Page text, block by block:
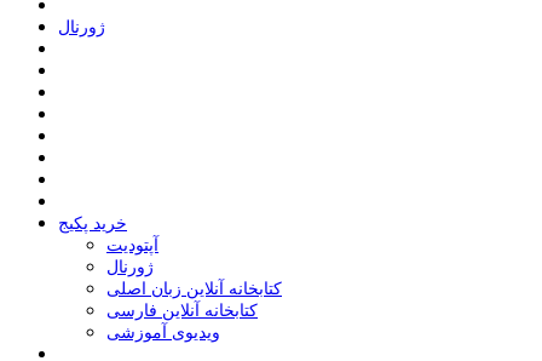
ﮊﻭﺭﻧﺎﻝ
خرید پکیج
ﺁﭘﺘﻮﺩﯾﺖ
ﮊﻭﺭﻧﺎﻝ
کتابخانه آنلاین زبان اصلی
کتابخانه آنلاین فارسی
ویدیوی آموزشی